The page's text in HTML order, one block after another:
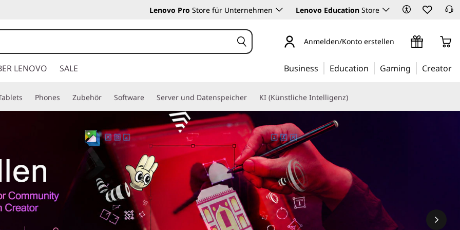
Lenovo Pro Store für Unternehmen Lenovo Education Store
Anmelden/Konto erstellen
LENOVO SALE Business Education Gaming Creator
Phones Zubehör Software Server und Datenspeicher KI (Künstliche Intelligenz)